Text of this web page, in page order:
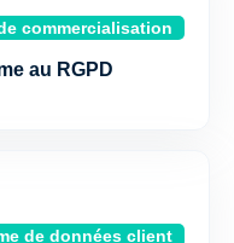
commercialisation
au RGPD
de données client